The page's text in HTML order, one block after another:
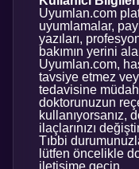
Uyumlan.com
uyumlamalar,
yazıları,
bakımın yerini
Uyumlan.com,
tavsiye etmez
tedavisine
doktorunuzun
kullanıyorsanız,
ilaçlarınızı
Tıbbi
lütfen öncelikle
iletişime geçin.